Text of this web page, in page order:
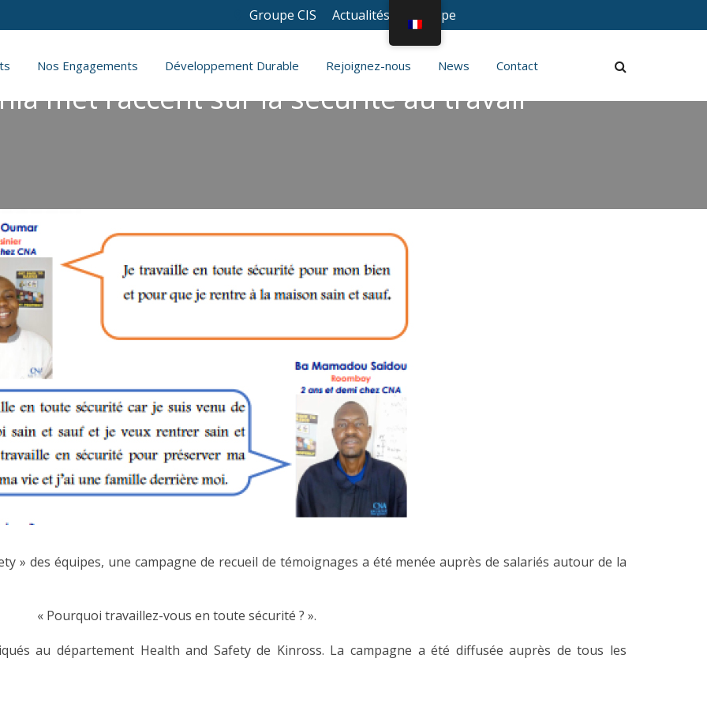
Groupe CIS Actualités du Groupe
Nos Engagements Développement Durable Rejoignez-nous News Contact
met l’accent sur la sécurité au travail
» des équipes, une campagne de recueil de témoignages a été menée auprès de salariés autour de la
« Pourquoi travaillez-vous en toute sécurité ? ».
au département Health and Safety de Kinross. La campagne a été diffusée auprès de tous les